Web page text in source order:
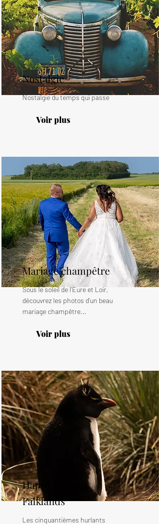
Nostalgie
Nostalgie du temps qui passe
Voir plus
Mariage champêtre
Sous le soleil de l'Eure et Loir,
découvrez les photos d'un beau
mariage champêtre...
Voir plus
Happy feet aux
Falklands
Les cinquantièmes hurlants